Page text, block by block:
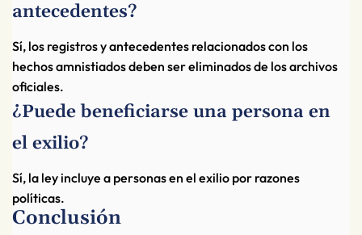
antecedentes?
Sí, los registros y antecedentes relacionados con los
hechos amnistiados deben ser eliminados de los archivos
oficiales.
¿Puede beneficiarse una persona en
el exilio?
Sí, la ley incluye a personas en el exilio por razones
políticas.
Conclusión